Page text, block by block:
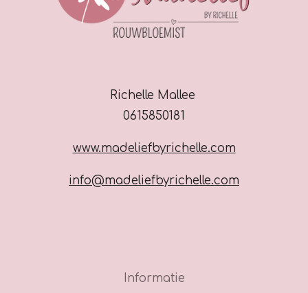
Richelle Mallee
0615850181
www.madeliefbyrichelle.com
info@madeliefbyrichelle.com
Informatie